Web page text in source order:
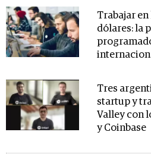
Trabajar
dólares: la
Tres
startup y
Valley con
y Coinbase